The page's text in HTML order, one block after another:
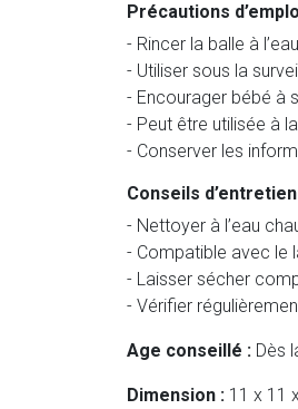
Précautions
- Rincer la balle à
- Utiliser sous la
- Encourager bébé à
- Peut être utilisée à
- Conserver les
Conseils
- Nettoyer à l’eau
- Compatible avec le
- Laisser sécher
- Vérifier
Age conseillé : Dès
Dimension : 11 x 11